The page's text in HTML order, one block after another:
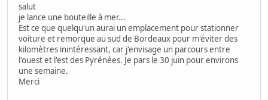
salut
je lance une bouteille à mer...
Est ce que quelqu'un aurai un emplacement pour stationner
voiture et remorque au sud de Bordeaux pour m'éviter des
kilomètres inintéressant, car j'envisage un parcours entre
l'ouest et l'est des Pyrénées. Je pars le 30 juin pour environs
une semaine.
Merci